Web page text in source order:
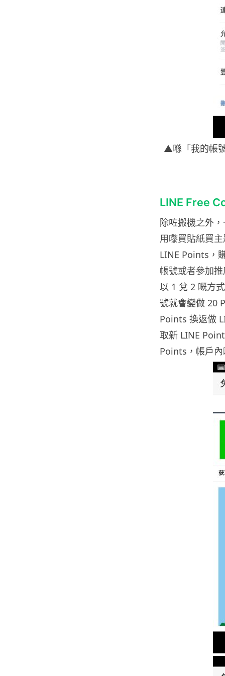
▲喺「我的帳
LINE Free
除咗搬機之外
用嚟買貼紙買
LINE Points，
帳號或者參加
以 1 兌 2 嘅方
號就會變做 20
Points 換返做
取新 LINE
Points，帳戶